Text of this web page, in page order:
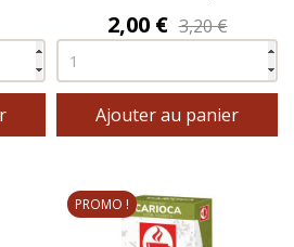
Prix
2,00 € 3,20 €
Ajouter au panier
PROMO !